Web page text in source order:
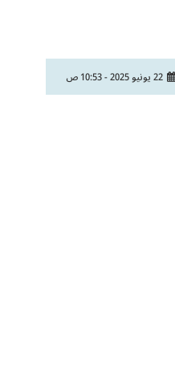
22 يونيو 2025 - 10:53 ص